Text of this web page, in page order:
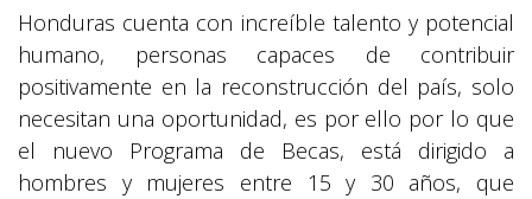
Honduras cuenta con increíble talento y potencial
humano, personas capaces de contribuir
positivamente en la reconstrucción del país, solo
necesitan una oportunidad, es por ello por lo que
el nuevo Programa de Becas, está dirigido a
hombres y mujeres entre 15 y 30 años, que